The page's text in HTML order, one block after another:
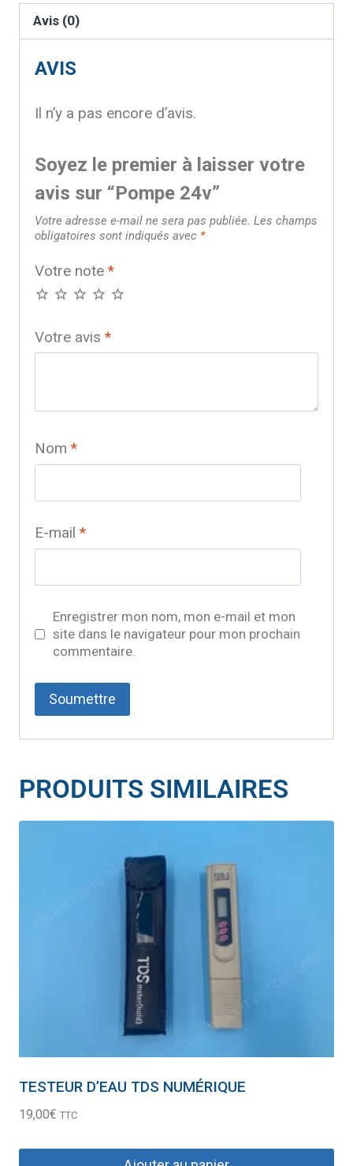
Avis (0)
AVIS
Il n’y a pas encore d’avis.
Soyez le premier à laisser votre
avis sur “Pompe 24v”
Votre adresse e-mail ne sera pas publiée. Les champs
obligatoires sont indiqués avec *
Votre note *
Votre avis *
Nom *
E-mail *
Enregistrer mon nom, mon e-mail et mon
site dans le navigateur pour mon prochain
commentaire.
PRODUITS SIMILAIRES
TESTEUR D’EAU TDS NUMÉRIQUE
19,00€ TTC